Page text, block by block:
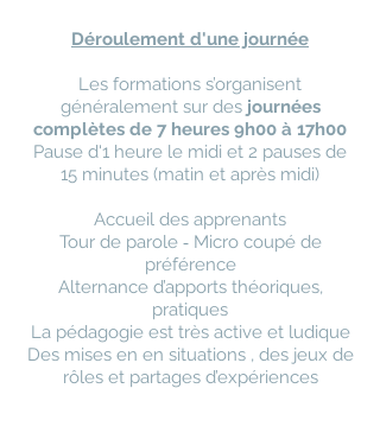
Déroulement d'une journée
Les formations s’organisent
généralement sur des journées
complètes de 7 heures 9h00 à 17h00
Pause d'1 heure le midi et 2 pauses de
15 minutes (matin et après midi)
Accueil des apprenants
Tour de parole- Micro coupé de
préférence
Alternance d’apports théoriques,
pratiques
La pédagogie est très active et ludique
Des mises en en situations , des jeux de
rôles et partages d’expériences